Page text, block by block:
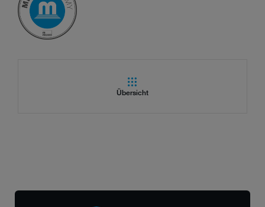
Übersicht